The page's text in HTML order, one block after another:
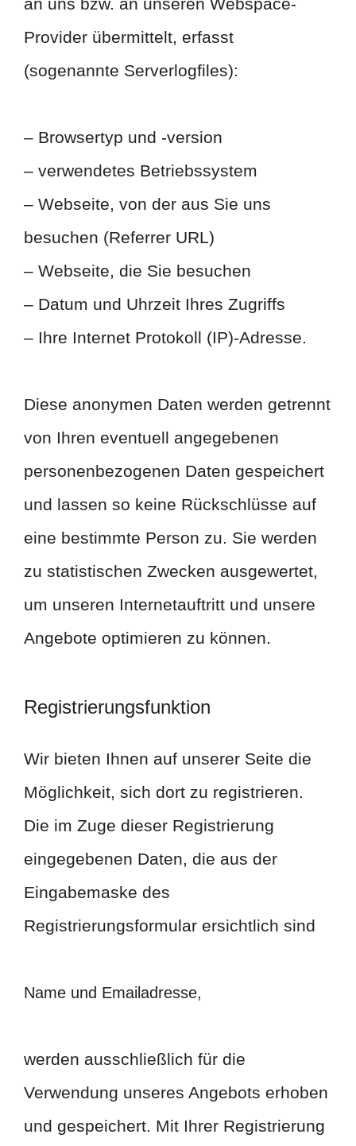
Provider übermittelt, erfasst
(sogenannte Serverlogfiles):
– Browsertyp und -version
– verwendetes Betriebssystem
– Webseite, von der aus Sie uns
besuchen (Referrer URL)
– Webseite, die Sie besuchen
– Datum und Uhrzeit Ihres Zugriffs
– Ihre Internet Protokoll (IP)-Adresse.
Diese anonymen Daten werden getrennt
von Ihren eventuell angegebenen
personenbezogenen Daten gespeichert
und lassen so keine Rückschlüsse auf
eine bestimmte Person zu. Sie werden
zu statistischen Zwecken ausgewertet,
um unseren Internetauftritt und unsere
Angebote optimieren zu können.
Registrierungsfunktion
Wir bieten Ihnen auf unserer Seite die
Möglichkeit, sich dort zu registrieren.
Die im Zuge dieser Registrierung
eingegebenen Daten, die aus der
Eingabemaske des
Registrierungsformular ersichtlich sind
Name und Emailadresse,
werden ausschließlich für die
Verwendung unseres Angebots erhoben
und gespeichert. Mit Ihrer Registrierung